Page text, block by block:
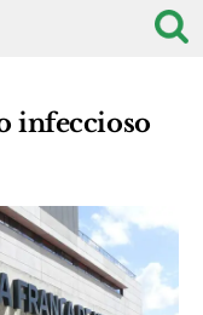
infeccioso